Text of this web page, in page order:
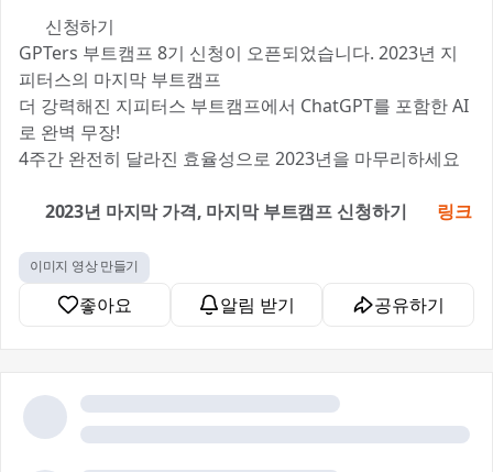
🎓 신청하기
GPTers 부트캠프 8기 신청이 오픈되었습니다. 2023년 지
피터스의 마지막 부트캠프🚀
더 강력해진 지피터스 부트캠프에서 ChatGPT를 포함한 AI
로 완벽 무장!
4주간 완전히 달라진 효율성으로 2023년을 마무리하세요
🔥 2023년 마지막 가격, 마지막 부트캠프 신청하기 👉 링크
이미지 영상 만들기
좋아요 알림 받기 공유하기